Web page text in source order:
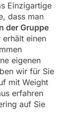
Einzigartige
dass man
der Gruppe
erhält einen
eigenen
wir für Sie
mit Weight
erfahren
auf Sie